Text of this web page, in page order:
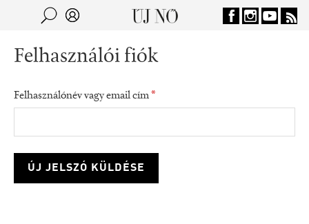
Jump to navigation
Felhasználói fiók
Felhasználónév vagy email cím*
consumption